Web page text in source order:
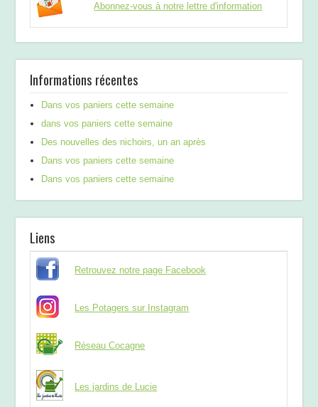
Abonnez-vous à notre lettre d'information
Informations récentes
Dans vos paniers cette semaine
dans vos paniers cette semaine
Des nouvelles des nichoirs, un an après
Dans vos paniers cette semaine
Dans vos paniers cette semaine
Liens
Retrouvez notre page Facebook
Les Potagers sur Instagram
Réseau Cocagne
Les jardins de Lucie